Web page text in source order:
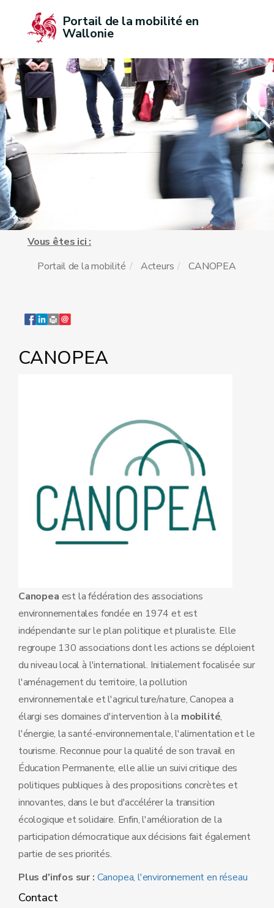
Portail de la mobilité en
Wallonie
Vous êtes ici :
Portail de la mobilité
Acteurs CANOPEA
CANOPEA
Canopea est la fédération des associations
environnementales fondée en 1974 et est
indépendante sur le plan politique et pluraliste. Elle
regroupe 130 associations dont les actions se déploient
du niveau local à l'international. Initialement focalisée sur
l'aménagement du territoire, la pollution
environnementale et l'agriculture/nature, Canopea a
élargi ses domaines d'intervention à la mobilité,
l'énergie, la santé-environnementale, l'alimentation et le
tourisme. Reconnue pour la qualité de son travail en
Éducation Permanente, elle allie un suivi critique des
politiques publiques à des propositions concrètes et
innovantes, dans le but d'accélérer la transition
écologique et solidaire. Enfin, l'amélioration de la
participation démocratique aux décisions fait également
partie de ses priorités.
Plus d'infos sur : Canopea, l'environnement en réseau
Contact